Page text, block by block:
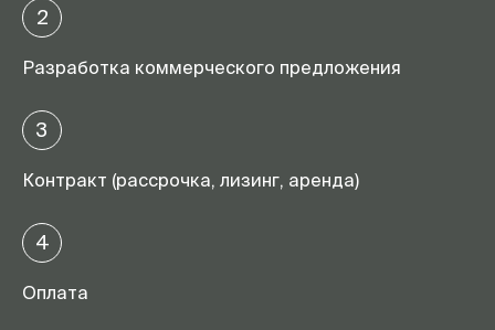
2
Разработка коммерческого предложения
3
Контракт (рассрочка, лизинг, аренда)
4
Оплата